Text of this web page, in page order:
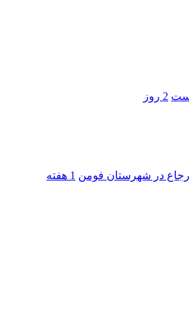
2 روز
ارجاع در شهرستان فومن 1 هفته